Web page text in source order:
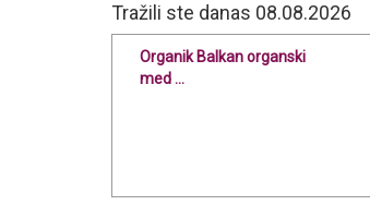
Tražili ste danas 08.08.2026
Organik Balkan organski
med ...